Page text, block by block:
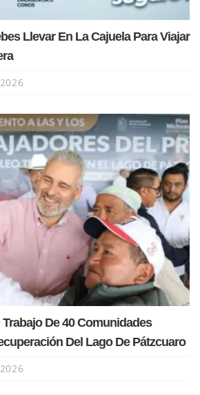
Llevar En La Cajuela Para Viajar
De 40 Comunidades
Del Lago De Pátzcuaro